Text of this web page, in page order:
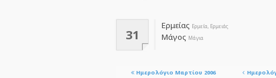
31
Ερμείας Ερμεία, Ερμειάς
Μάγος Μάγια
Ημερολόγιο Μαρτίου 2006